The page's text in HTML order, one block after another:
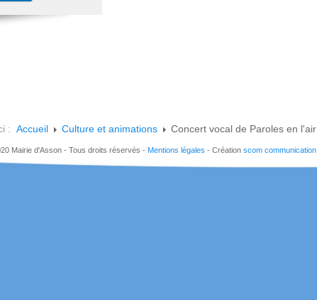
: Accueil Culture et animations Concert vocal de Paroles en l'air
Mairie d'Asson - Tous droits réservés - Mentions légales - Création scom communication